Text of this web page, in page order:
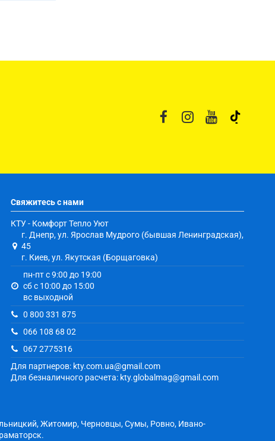
Свяжитесь с нами
КТУ - Комфорт Тепло Уют
г. Днепр, ул. Ярослав Мудрого (бывшая Ленинградская),
45
г. Киев, ул. Якутская (Борщаговка)
пн-пт с 9:00 до 19:00
сб с 10:00 до 15:00
вс выходной
0 800 331 875
066 108 68 02
067 2775316
Для партнеров: kty.com.ua@gmail.com
Для безналичного расчета: kty.globalmag@gmail.com
Житомир, Черновцы, Сумы, Ровно, Ивано-